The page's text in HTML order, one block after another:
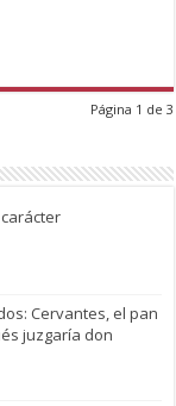
Página 1 de 3
Cervantes, el pan
juzgaría don